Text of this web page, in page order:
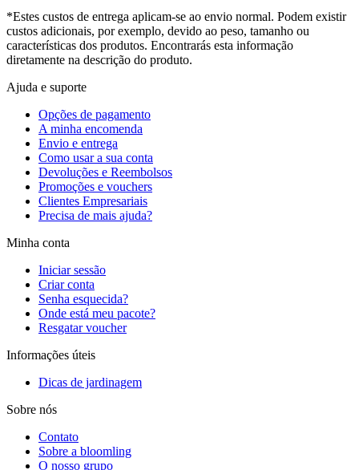
*Estes custos de entrega aplicam-se ao envio normal. Podem existir
custos adicionais, por exemplo, devido ao peso, tamanho ou
características dos produtos. Encontrarás esta informação
diretamente na descrição do produto.
Ajuda e suporte
Opções de pagamento
A minha encomenda
Envio e entrega
Como usar a sua conta
Devoluções e Reembolsos
Promoções e vouchers
Clientes Empresariais
Precisa de mais ajuda?
Minha conta
Iniciar sessão
Criar conta
Senha esquecida?
Onde está meu pacote?
Resgatar voucher
Informações úteis
Dicas de jardinagem
Sobre nós
Contato
Sobre a bloomling
O nosso grupo